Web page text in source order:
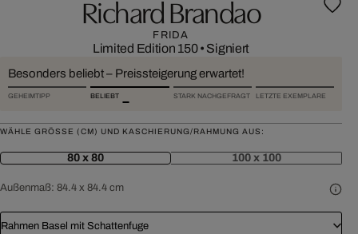
Richard Brandao
FRIDA
Limited Edition 150• Signiert
Besonders beliebt – Preissteigerung erwartet!
GEHEIMTIPP BELIEBT STARK NACHGEFRAGT LETZTE EXEMPLARE
WÄHLE GRÖSSE (CM) UND KASCHIERUNG/RAHMUNG AUS:
80 x 80 100 x 100
Außenmaß: 84.4 x 84.4 cm
Rahmen Basel mit Schattenfuge